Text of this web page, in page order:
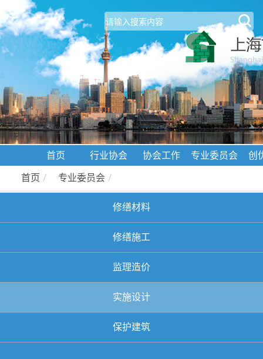
首页 行业协会 协会工作 专业委员会
创
首页 / 专业委员会 /
修缮材料
修缮施工
监理造价
实施设计
保护建筑